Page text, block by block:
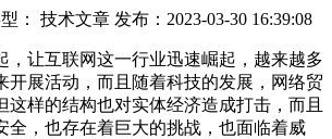
： 技术文章 发布： 2023-03-30 16:39:08
让互联网这一行业迅速崛起，越来越多
开展活动，而且随着科技的发展，网络贸
这样的结构也对实体经济造成打击，而且
全，也存在着巨大的挑战，也面临着威